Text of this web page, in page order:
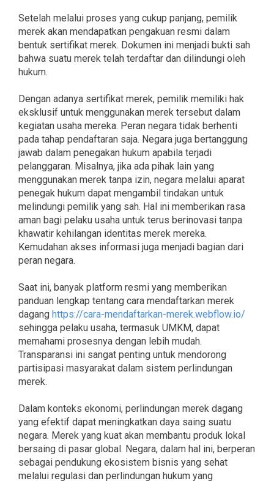
Setelah melalui proses yang cukup panjang, pemilik
merek akan mendapatkan pengakuan resmi dalam
bentuk sertifikat merek. Dokumen ini menjadi bukti sah
bahwa suatu merek telah terdaftar dan dilindungi oleh
hukum.
Dengan adanya sertifikat merek, pemilik memiliki hak
eksklusif untuk menggunakan merek tersebut dalam
kegiatan usaha mereka. Peran negara tidak berhenti
pada tahap pendaftaran saja. Negara juga bertanggung
jawab dalam penegakan hukum apabila terjadi
pelanggaran. Misalnya, jika ada pihak lain yang
menggunakan merek tanpa izin, negara melalui aparat
penegak hukum dapat mengambil tindakan untuk
melindungi pemilik yang sah. Hal ini memberikan rasa
aman bagi pelaku usaha untuk terus berinovasi tanpa
khawatir kehilangan identitas merek mereka.
Kemudahan akses informasi juga menjadi bagian dari
peran negara.
Saat ini, banyak platform resmi yang memberikan
panduan lengkap tentang cara mendaftarkan merek
dagang https://cara-mendaftarkan-merek.webflow.io/
sehingga pelaku usaha, termasuk UMKM, dapat
memahami prosesnya dengan lebih mudah.
Transparansi ini sangat penting untuk mendorong
partisipasi masyarakat dalam sistem perlindungan
merek.
Dalam konteks ekonomi, perlindungan merek dagang
yang efektif dapat meningkatkan daya saing suatu
negara. Merek yang kuat akan membantu produk lokal
bersaing di pasar global. Negara, dalam hal ini, berperan
sebagai pendukung ekosistem bisnis yang sehat
melalui regulasi dan perlindungan hukum yang